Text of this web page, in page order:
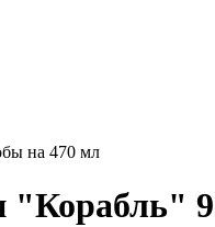
на 470 мл
"Корабль"